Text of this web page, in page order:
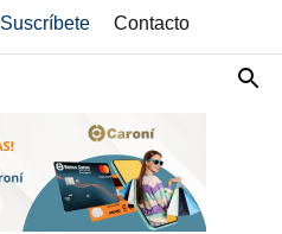
Suscríbete Contacto